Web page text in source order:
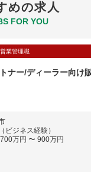
めの求人
FOR YOU
業管理職
ナー/ディーラー向け
ビジネス経験）
万円 〜 900万円